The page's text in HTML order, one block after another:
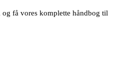
få vores komplette håndbog til